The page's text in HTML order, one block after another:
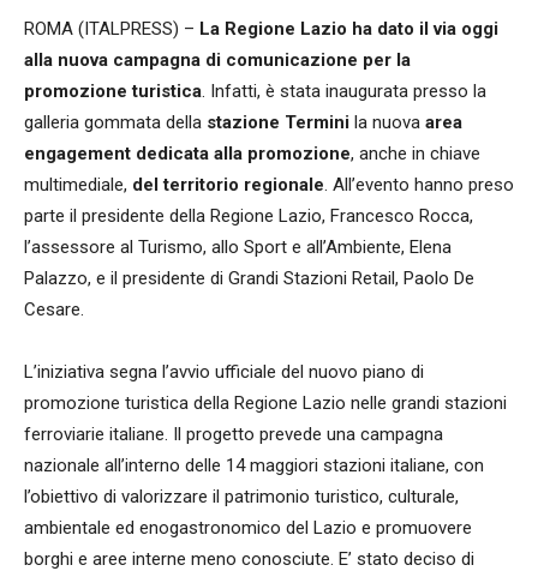
ROMA (ITALPRESS) – La Regione Lazio ha dato il via oggi
alla nuova campagna di comunicazione per la
promozione turistica. Infatti, è stata inaugurata presso la
galleria gommata della stazione Termini la nuova area
engagement dedicata alla promozione, anche in chiave
multimediale, del territorio regionale. All’evento hanno preso
parte il presidente della Regione Lazio, Francesco Rocca,
l’assessore al Turismo, allo Sport e all’Ambiente, Elena
Palazzo, e il presidente di Grandi Stazioni Retail, Paolo De
Cesare.
L’iniziativa segna l’avvio ufficiale del nuovo piano di
promozione turistica della Regione Lazio nelle grandi stazioni
ferroviarie italiane. Il progetto prevede una campagna
nazionale all’interno delle 14 maggiori stazioni italiane, con
l’obiettivo di valorizzare il patrimonio turistico, culturale,
ambientale ed enogastronomico del Lazio e promuovere
borghi e aree interne meno conosciute. E’ stato deciso di